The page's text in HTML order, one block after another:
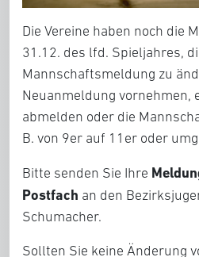
Die Vereine haben noch die
31.12. des lfd. Spieljahres,
Mannschaftsmeldung zu
Neuanmeldung vornehmen,
abmelden oder die
B. von 9er auf 11er oder
Bitte senden Sie Ihre
Postfach an den
Schumacher.
Sollten Sie keine Änderung